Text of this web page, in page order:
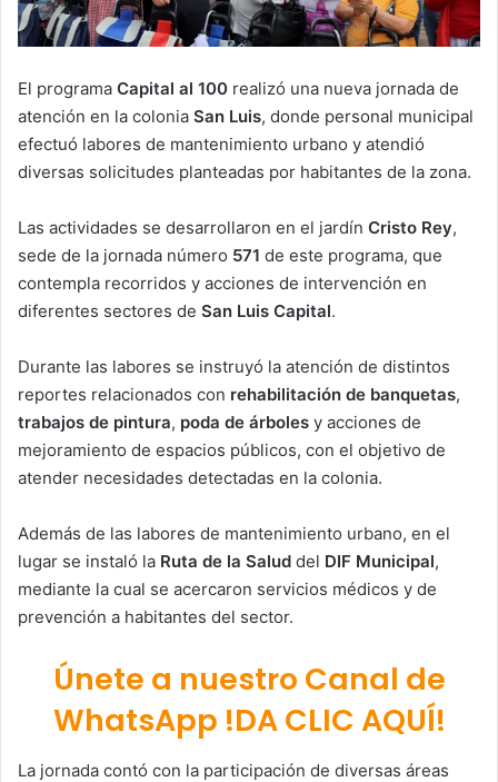
El programa Capital al 100 realizó una nueva jornada de
atención en la colonia San Luis, donde personal municipal
efectuó labores de mantenimiento urbano y atendió
diversas solicitudes planteadas por habitantes de la zona.
Las actividades se desarrollaron en el jardín Cristo Rey,
sede de la jornada número 571 de este programa, que
contempla recorridos y acciones de intervención en
diferentes sectores de San Luis Capital.
Durante las labores se instruyó la atención de distintos
reportes relacionados con rehabilitación de banquetas,
trabajos de pintura, poda de árboles y acciones de
mejoramiento de espacios públicos, con el objetivo de
atender necesidades detectadas en la colonia.
Además de las labores de mantenimiento urbano, en el
lugar se instaló la Ruta de la Salud del DIF Municipal,
mediante la cual se acercaron servicios médicos y de
prevención a habitantes del sector.
Únete a nuestro Canal de
WhatsApp !DA CLIC AQUÍ!
La jornada contó con la participación de diversas áreas